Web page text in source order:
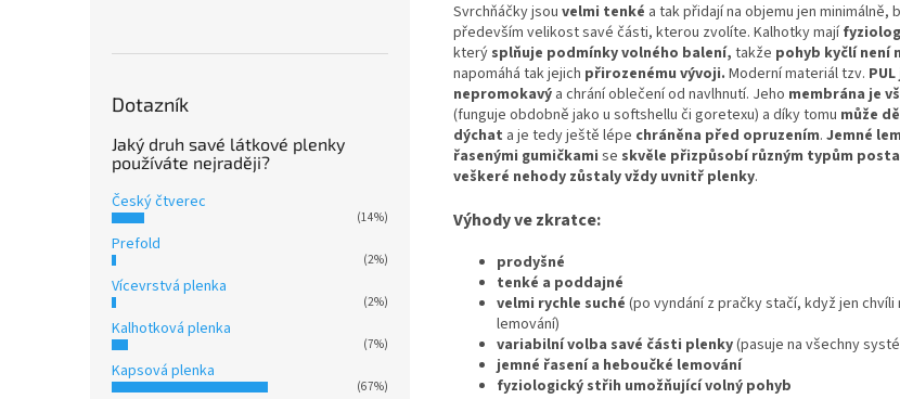
Dotazník
Jaký druh savé látkové plenky
používáte nejraději?
Český čtverec
(14%)
Prefold
(2%)
Vícevrstvá plenka
(2%)
Kalhotková plenka
(7%)
Kapsová plenka
(67%)
Svrchňáčky jsou velmi tenké a tak přidají na objemu jen minimálně,
především velikost savé části, kterou zvolíte. Kalhotky mají
který splňuje podmínky volného balení, takže pohyb kyčlí není
napomáhá tak jejich přirozenému vývoji. Moderní materiál tzv.
nepromokavý a chrání oblečení od navlhnutí. Jeho membrána je
(funguje obdobně jako u softshellu či goretexu) a díky tomu může
dýchat a je tedy ještě lépe chráněna před opruzením. Jemné
řasenými gumičkami se skvěle přizpůsobí různým typům
veškeré nehody zůstaly vždy uvnitř plenky.
Výhody ve zkratce:
prodyšné
tenké a poddajné
velmi rychle suché (po vyndání z pračky stačí, když jen
lemování)
variabilní volba savé části plenky(pasuje na všechny
jemné řasení a heboučké lemování
fyziologický střih umožňující volný pohyb